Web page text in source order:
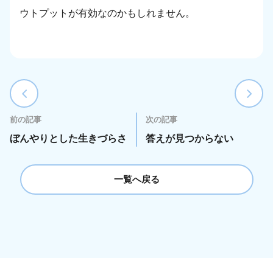
ウトプットが有効なのかもしれません。
前の記事
ぼんやりとした生きづらさ
次の記事
答えが見つからない
一覧へ戻る